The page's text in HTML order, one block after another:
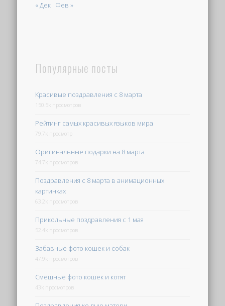
« Дек Фев »
Популярные посты
Красивые поздравления с 8 марта
150.5k просмотров
Рейтинг самых красивых языков мира
79.7k просмотр
Оригинальные подарки на 8 марта
74.7k просмотров
Поздравления с 8 марта в анимационных
картинках
63.2k просмотров
Прикольные поздравления с 1 мая
52.4k просмотров
Забавные фото кошек и собак
47.9k просмотров
Смешные фото кошек и котят
43k просмотров